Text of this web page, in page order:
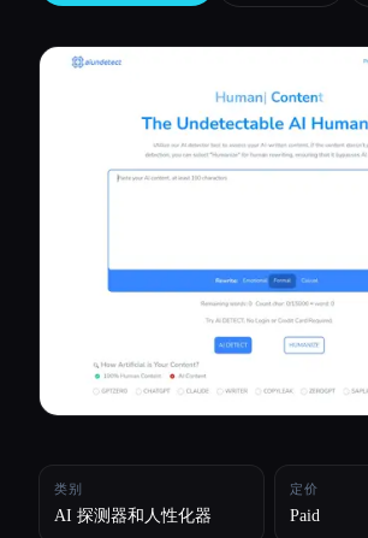
类别
AI 探测器和人性化器
定价
Paid